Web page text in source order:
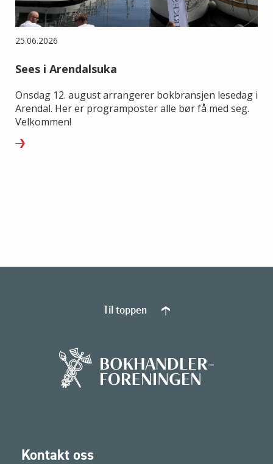
25.06.2026
Sees i Arendalsuka
Onsdag 12. august arrangerer bokbransjen lesedag i
Arendal. Her er programposter alle bør få med seg.
Velkommen!
Kontakt oss
Til toppen